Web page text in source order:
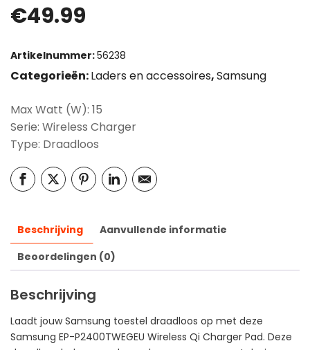
€49.99
Artikelnummer:56238
Categorieën:Laders en accessoires,Samsung
Max Watt (W): 15
Serie: Wireless Charger
Type: Draadloos
Beschrijving
Aanvullende informatie
Beoordelingen (0)
Beschrijving
Laadt jouw Samsung toestel draadloos op met deze
Samsung EP-P2400TWEGEU Wireless Qi Charger Pad. Deze